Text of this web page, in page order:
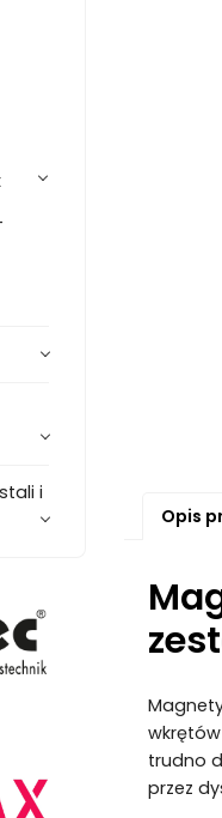
i
Opis
trudno
przez